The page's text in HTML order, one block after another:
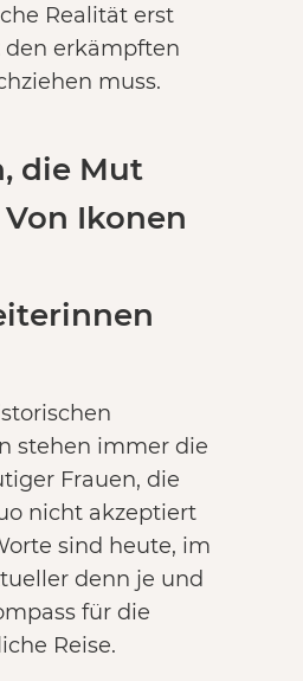
Realität erst
erkämpften
muss.
die Mut
Ikonen
stehen immer die
Frauen, die
nicht akzeptiert
sind heute, im
denn je und
für die
Reise.